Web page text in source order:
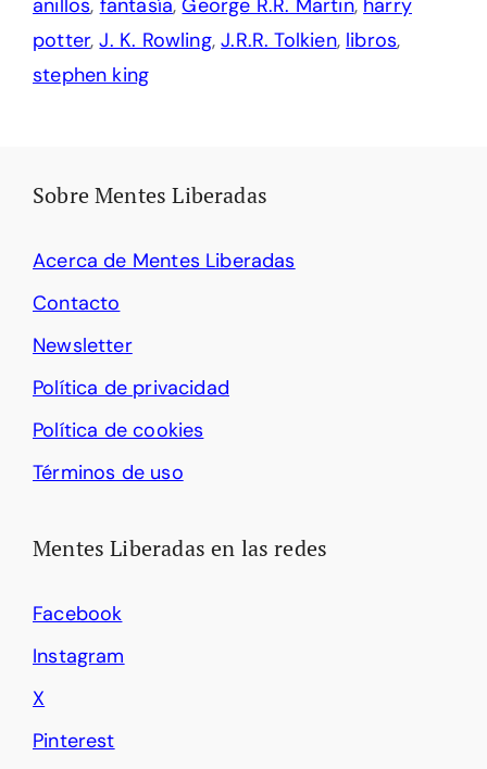
anillos, fantasía,George R.R. Martin, harry
potter,J. K. Rowling,J.R.R. Tolkien, libros,
stephen king
Sobre Mentes Liberadas
Acerca de Mentes Liberadas
Contacto
Newsletter
Política de privacidad
Política de cookies
Términos de uso
Mentes Liberadas en las redes
Facebook
Instagram
X
Pinterest